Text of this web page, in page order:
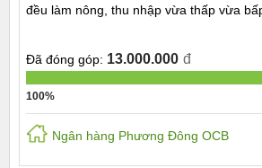
đều làm nông, thu nhập vừa thấp vừa
Đã đóng góp: 13.000.000 đ
100%
Ngân hàng Phương Đông OCB